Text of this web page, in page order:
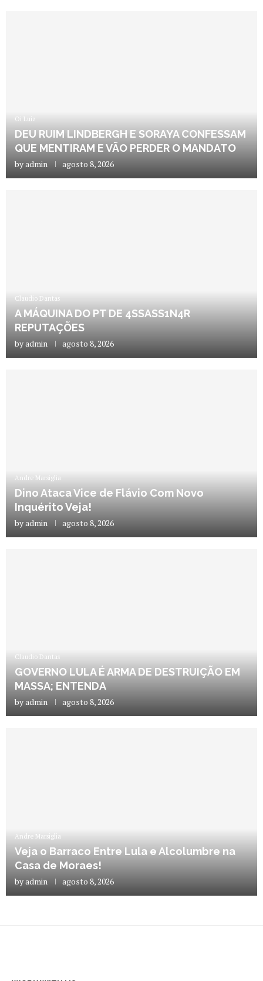
Oi Luiz
DEU RUIM LINDBERGH E SORAYA CONFESSAM
QUE MENTIRAM E VÃO PERDER O MANDATO
byadmin agosto 8, 2026
Claudio Dantas
A MÁQUINA DO PT DE 4SSASS1N4R
REPUTAÇÕES
byadmin agosto 8, 2026
Andre Marsiglia
Dino Ataca Vice de Flávio Com Novo
Inquérito Veja!
byadmin agosto 8, 2026
Claudio Dantas
GOVERNO LULA É ARMA DE DESTRUIÇÃO EM
MASSA; ENTENDA
byadmin agosto 8, 2026
Andre Marsiglia
Veja o Barraco Entre Lula e Alcolumbre na
Casa de Moraes!
byadmin agosto 8, 2026